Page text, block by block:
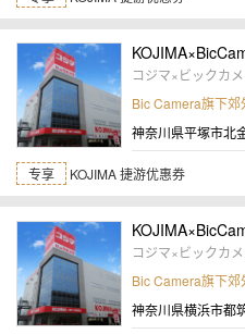
コジマ×ビックカ
Bic Camera旗下
神奈川県平塚市北
专享 KOJIMA 捷游优惠券
コジマ×ビックカ
Bic Camera旗下
神奈川県横浜市都